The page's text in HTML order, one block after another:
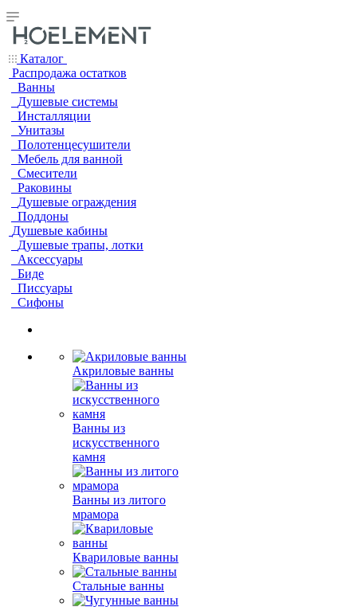
Каталог
Распродажа остатков
Ванны
Душевые системы
Инсталляции
Унитазы
Полотенцесушители
Мебель для ванной
Смесители
Раковины
Душевые ограждения
Поддоны
Душевые кабины
Душевые трапы, лотки
Аксессуары
Биде
Писсуары
Сифоны
Акриловые ванны
Ванны из
искусственного
камня
Ванны из литого
мрамора
Квариловые ванны
Стальные ванны